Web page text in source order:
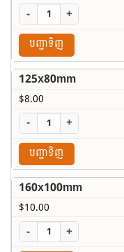
- +
បញ្ជាទិញ
125x80mm
$8.00
- +
បញ្ជាទិញ
160x100mm
$10.00
- +